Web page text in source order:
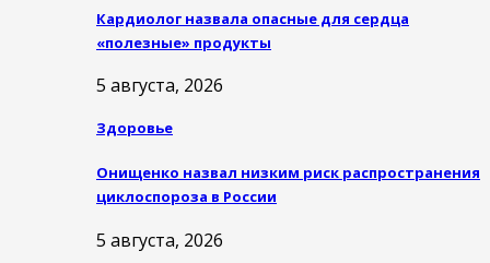
Кардиолог назвала опасные для сердца
«полезные» продукты
5 августа, 2026
Здоровье
Онищенко назвал низким риск распространения
циклоспороза в России
5 августа, 2026